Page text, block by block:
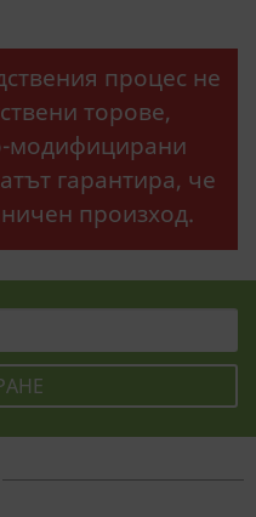
процес не
торове,
модифицирани
гарантира, че
произход.